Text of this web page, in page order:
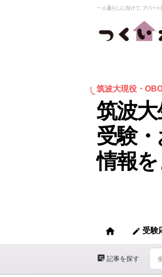
一人暮らしに向けて、アパー
筑波大現役・
筑波大
受験
情報を
home edit 受験
sticky_note_2 記事を探す